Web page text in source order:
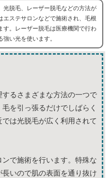
光脱毛、レーザー脱毛などの方法が
エステサロンなどで施術され、毛根
す。レーザー脱毛は医療機関で行わ
い光を使います。
るさまざまな方法の一つで
を引っ張るだけでしばらく
は光脱毛が広く利用されて
で施術を行います。特殊な
いので肌の表面を通り抜け